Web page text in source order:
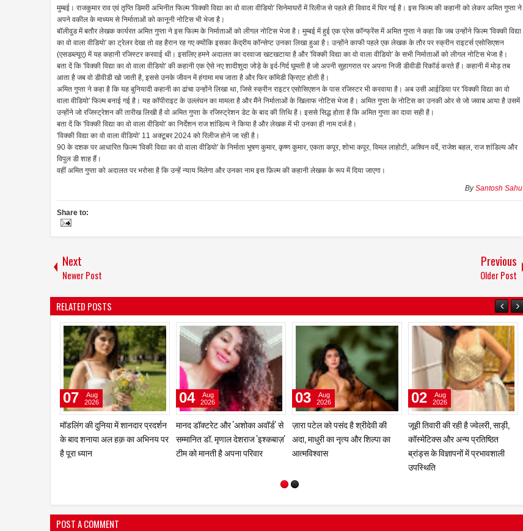
मुम्बई। राजकुमार राव एवं तृप्ति डिमरी अभिनीत फिल्म 'विक्की विद्या का वो वाला वीडियो' सिनेमाघरों में रिलीज से पहले ही विवाद में घिर गई है। इस फिल्म की कहानी को लेकर अमित गुप्ता ने
अपने वकील के माध्यम से निर्माताओं को कानूनी नोटिस भी भेजा है।
बॉलीवुड में बतौर लेखक कार्यरत अमित गुप्ता ने इस फिल्म के निर्माताओं को लीगल नोटिस भेजा है। मुम्बई में हुई एक प्रेस कॉन्फ्रेंस में अमित गुप्ता ने कहा कि जब उन्होंने फिल्म 'विक्की विद्या
का वो वाला वीडियो' का ट्रेलर देखा तो वह हैरान रह गए क्योंकि इसका केंद्रीय कॉन्सेप्ट उनका लिखा हुआ है। उन्होंने काफी पहले एक लेखक के तौर पर स्क्रीन राइटर्स एसोसिएशन
(एसडब्ल्यूए) में यह कहानी रजिस्टर करवाई थी। इसलिए हमने अदालत का दरवाजा खटखटाया है और 'विक्की विद्या का वो वाला वीडियो' के सभी निर्माताओं को लीगल नोटिस भेजा है।
बता दें कि 'विक्की विद्या का वो वाला वीडियो' की कहानी एक ऐसे नए शादीशुदा जोड़े के इर्द-गिर्द घूमती है जो अपनी सुहागरात पर अपना निजी डीवीडी रिकॉर्ड करते हैं। कहानी में मोड़ तब
आता है जब वो डीवीडी खो जाती है, इससे उनके जीवन में हंगामा मच जाता है और फिर कॉमेडी क्रिएट होती है।
अमित गुप्ता ने कहा है कि यह बुनियादी कहानी का ढांचा उन्होंने लिखा था, जिसे स्क्रीन राइटर एसोसिएशन के पास रजिस्टर भी करवाया है। अब उसी आईडिया पर 'विक्की विद्या का वो
वाला वीडियो' फिल्म बनाई गई है। यह कॉपीराइट के उल्लंघन का मामला है और मैंने निर्माताओं के खिलाफ नोटिस भेजा है। अमित गुप्ता के नोटिस का उनकी ओर से जो जवाब आया है उसमें
उन्होंने जो रजिस्ट्रेशन की तारीख लिखी है वो अमित गुप्ता के रजिस्ट्रेशन डेट के बाद की तिथि है। इससे सिद्ध होता है कि अमित गुप्ता का दावा सही है।
बता दें कि 'विक्की विद्या का वो वाला वीडियो' का निर्देशन राज शांडिल्य ने किया है और लेखक में भी उनका ही नाम दर्ज है।
'विक्की विद्या का वो वाला वीडियो' 11 अक्टूबर 2024 को रिलीज होने जा रही है।
90 के दशक पर आधारित फ़िल्म 'विकी विद्या का वो वाला वीडियो' के निर्माता भूषण कुमार, कृष्ण कुमार, एकता कपूर, शोभा कपूर, विमल लाहोटी, अश्विन वर्दे, राजेश बहल, राज शांडिल्य और
विपुल डी शाह हैं।
वहीं अमित गुप्ता को अदालत पर भरोसा है कि उन्हें न्याय मिलेगा और उनका नाम इस फ़िल्म की कहानी लेखक के रूप में दिया जाएगा।
BySantosh Sahu
Share to:
Next
Newer Post
Previous
Older Post
RELATED POSTS
एक बार फिर पूरे जोश और समर्पण के
साथ अभिनय की दुनिया में वापसी की है
आरती मित्तल
29
Jul
2026
मुंबई में 2026 हिमालयन रिम फिल्म
एग्ज़िबिशन टूर से चीन, भारत और
नेपाल में कल्चरल और एजुकेशनल
27
Jul
2026
मॉडलिंग की दुनिया में शानदार प्रदर्शन
के बाद शनाया अल हक़ का अभिनय पर
है पूरा ध्यान
07
Aug
2026
मानद डॉक्टरेट और 'अशोका अवॉर्ड' से
सम्मानित डॉ. मृणाल देशराज 'इश्कबाज़'
टीम को मानती है अपना परिवार
04
Aug
2026
POST A COMMENT